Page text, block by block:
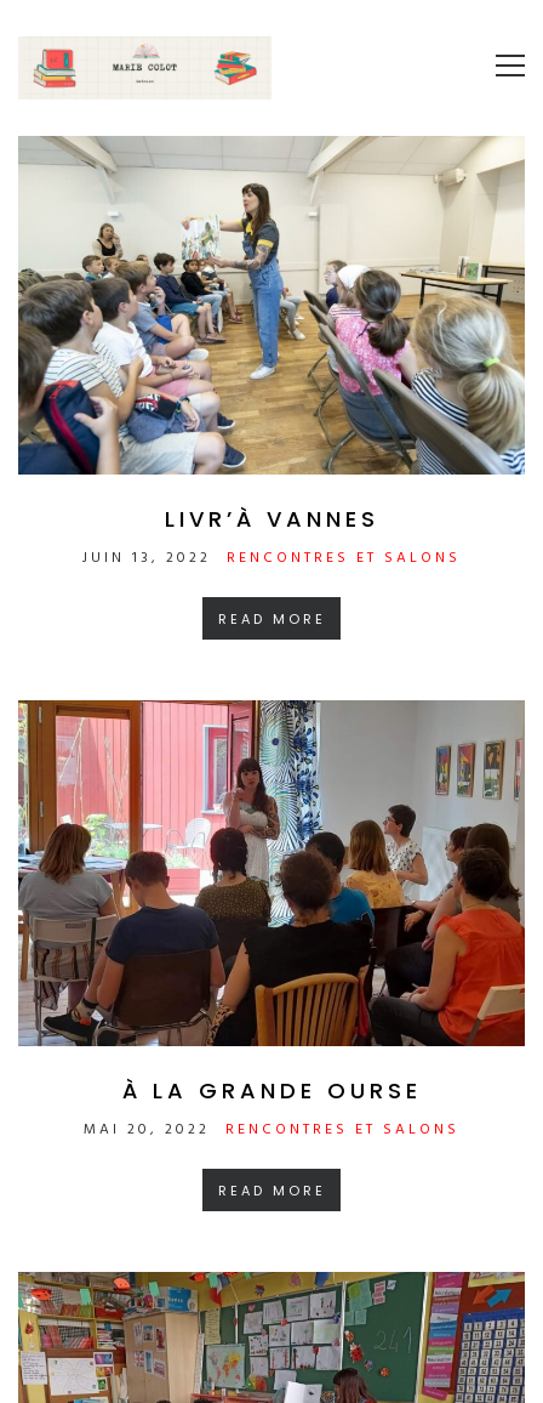
LIVR’À VANNES
JUIN 13, 2022 RENCONTRES ET SALONS
READ MORE
À LA GRANDE OURSE
MAI 20, 2022 RENCONTRES ET SALONS
READ MORE